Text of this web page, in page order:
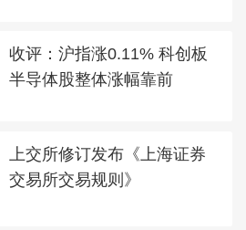
收评：沪指涨0.11% 科创板
半导体股整体涨幅靠前
上交所修订发布《上海证券
交易所交易规则》